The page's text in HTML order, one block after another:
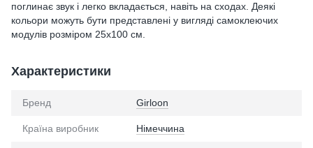
поглинає звук і легко вкладається, навіть на сходах. Деякі
кольори можуть бути представлені у вигляді самоклеючих
модулів розміром 25х100 см.
Характеристики
Бренд Girloon
Країна виробник Німеччина